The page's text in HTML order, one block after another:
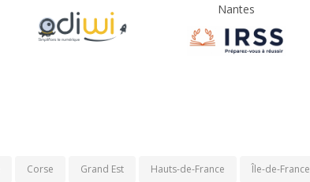
Nantes
Corse Grand Est Hauts-de-France Île-de-France